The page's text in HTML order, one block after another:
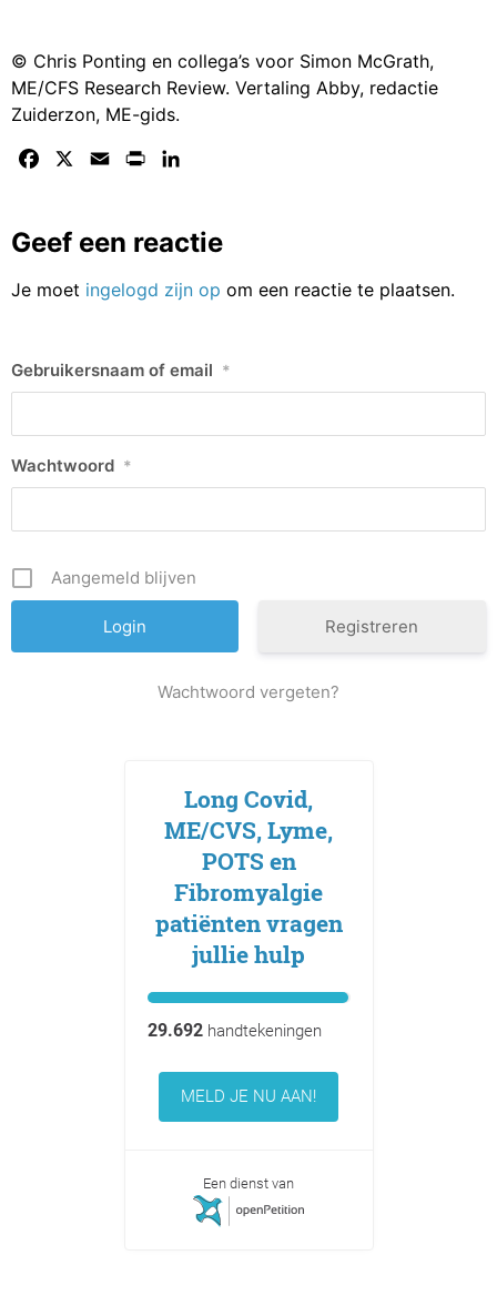
© Chris Ponting en collega’s voor Simon McGrath,
ME/CFS Research Review. Vertaling Abby, redactie
Zuiderzon, ME-gids.
Facebook Email Print
Geef een reactie
Je moet ingelogd zijn op om een reactie te plaatsen.
Gebruikersnaam of email *
Wachtwoord *
Aangemeld blijven
Registreren
Wachtwoord vergeten?
Long Covid,
ME/CVS, Lyme,
POTS en
Fibromyalgie
patiënten vragen
jullie hulp
29.692handtekeningen
MELD JE NU AAN!
Een dienst van